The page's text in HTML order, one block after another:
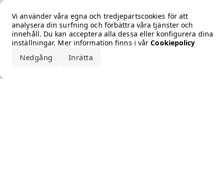
Vi använder våra egna och tredjepartscookies för att
analysera din surfning och förbättra våra tjänster och
innehåll. Du kan acceptera alla dessa eller konfigurera dina
inställningar. Mer information finns i vårCookiepolicy
Nedgång Inrätta
Error loading the brand